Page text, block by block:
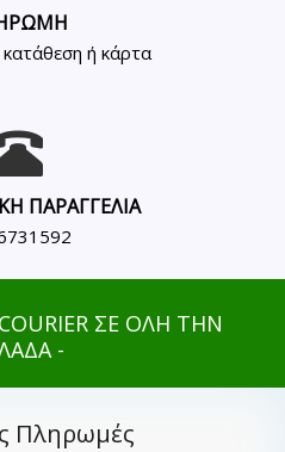
ή κάρτα
ΠΑΡΑΓΓΕΛΙΑ
ΣΕ ΟΛΗ ΤΗΝ
-
Πληρωμές